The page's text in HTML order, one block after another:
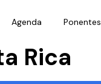
Agenda Ponentes
Rica